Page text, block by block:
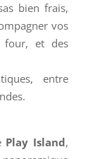
bien frais,
vos
four, et des
entre
Play Island,